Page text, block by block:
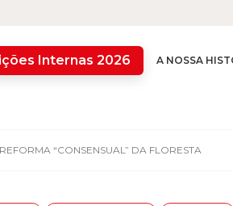
Internas 2026 A NOSSA
“CONSENSUAL” DA FLORESTA